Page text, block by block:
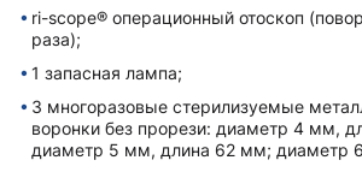
ri-scope® операционный отоскоп
раза);
1 запасная лампа;
3 многоразовые стерилизуемые
воронки без прорези: диаметр 4 мм,
диаметр 5 мм, длина 62 мм; диаметр